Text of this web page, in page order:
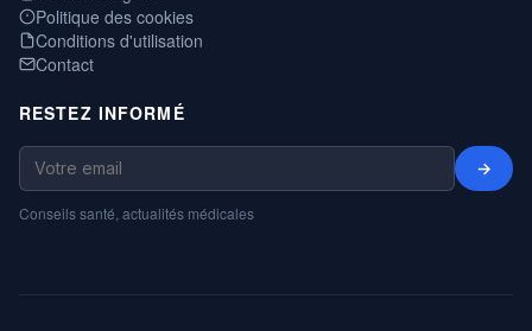
Politique des cookies
Conditions d'utilisation
Contact
RESTEZ INFORMÉ
→
Conseils santé, actualités médicales